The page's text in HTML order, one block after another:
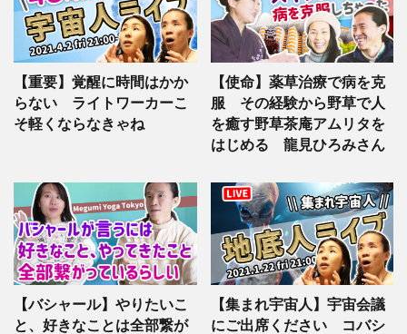
【重要】覚醒に時間はかか
らない ライトワーカーこ
そ軽くならなきゃね
【使命】薬草治療で病を克
服 その経験から野草で人
を癒す野草茶庵アムリタを
はじめる 龍見ひろみさん
【バシャール】やりたいこ
と、好きなことは全部繋が
【集まれ宇宙人】宇宙会議
にご出席ください コバシ